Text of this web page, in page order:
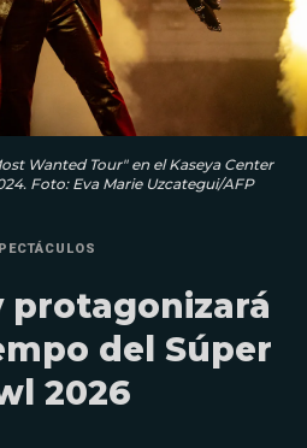
Wanted Tour" en el Kaseya Center
Foto: Eva Marie Uzcategui/AFP
protagonizará
del Súper
2026